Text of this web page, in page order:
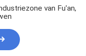
van Fu'an,